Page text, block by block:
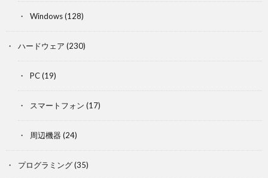
Windows(128)
ハードウェア (230)
PC(19)
スマートフォン (17)
周辺機器 (24)
プログラミング(35)